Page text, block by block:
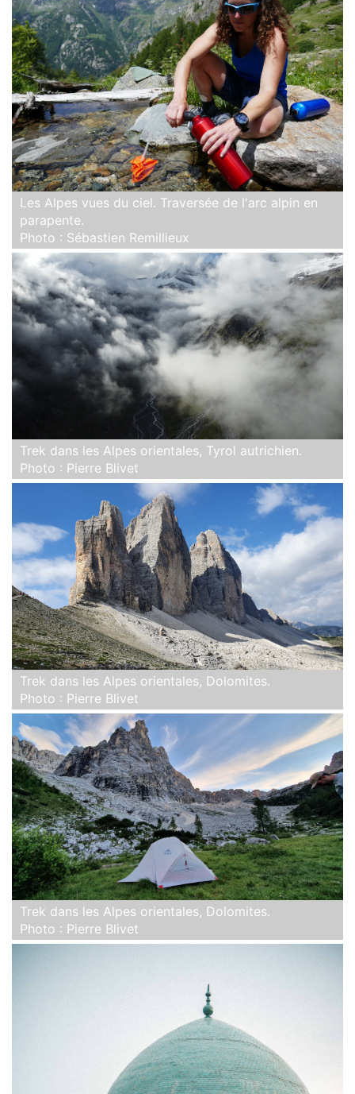
Les Alpes vues du ciel. Traversée de l'arc alpin en
parapente.
Photo : Sébastien Remillieux
Trek dans les Alpes orientales, Tyrol autrichien.
Photo : Pierre Blivet
Trek dans les Alpes orientales, Dolomites.
Photo : Pierre Blivet
Trek dans les Alpes orientales, Dolomites.
Photo : Pierre Blivet